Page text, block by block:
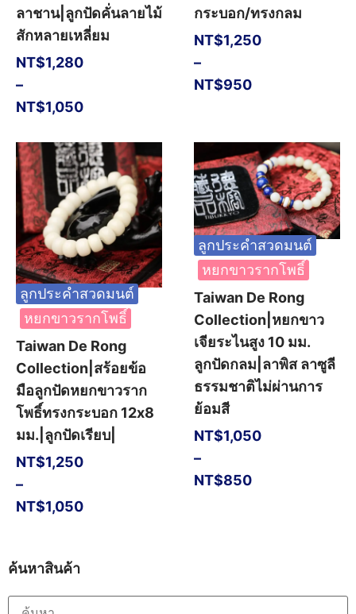
ค้นหาสินค้า
ลาชาน|ลูกปัดคั่นลายไม้
สักหลายเหลี่ยม
NT$1,050
–
NT$1,280
กระบอก/ทรงกลม
NT$950
–
NT$1,250
ลูกประคำสวดมนต์
หยกขาวรากโพธิ์
Taiwan De Rong
Collection|สร้อยข้อ
มือลูกปัดหยกขาวราก
โพธิ์ทรงกระบอก 12x8
มม.|ลูกปัดเรียบ|
NT$1,050
–
NT$1,250
ลูกประคำสวดมนต์
หยกขาวรากโพธิ์
Taiwan De Rong
Collection|หยกขาว
เจียระไนสูง 10 มม.
ลูกปัดกลม|ลาพิส ลาซูลี
ธรรมชาติไม่ผ่านการ
ย้อมสี
NT$850
–
NT$1,050